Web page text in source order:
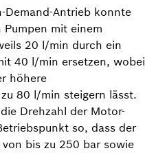
Demand-Antrieb konnte
Pumpen mit einem
20 l/min durch ein
40 l/min ersetzen, wobei
höhere
80 l/min steigern lässt.
Drehzahl der Motor-
so, dass der
bis zu 250 bar sowie